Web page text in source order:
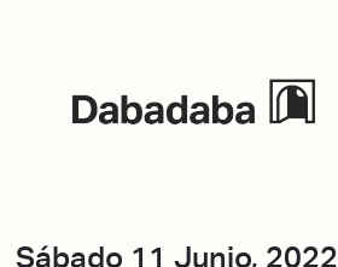
Sábado 11 Junio, 2022